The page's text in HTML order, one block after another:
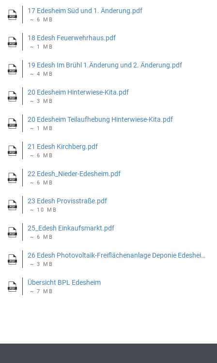
17 Edesheim Süd und 1. Änderung.pdf
~ 6 MB
18 Edesh Feuerwehrhaus.pdf
~ 1 MB
19 Edesh Im Brühl 1.Änderung und 2. Änderung.pdf
~ 4 MB
20 Edesheim Hinterwiese-Kita.pdf
~ 3 MB
20 Edesheim Teilaufhebung Hinterwiese-Kita.pdf
~ 1 MB
21 Edesh Kirchberg.pdf
~ 6 MB
22 Edesh_Nieder-Edesheim.pdf
~ 6 MB
23 Edesh Provisstraße.pdf
~ 10 MB
25_Edesh Einkaufsmarkt.pdf
~ 6 MB
26 Edesh Photovoltaik-Freiflächenanlage Deponie Edesheim.pdf
~ 3 MB
Übersicht BPL Edesheim
~ 7 MB